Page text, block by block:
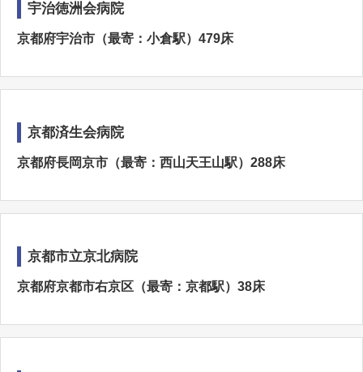
宇治徳洲会病院
京都府宇治市（最寄：小倉駅）479床
京都済生会病院
京都府長岡京市（最寄：西山天王山駅）288床
京都市立京北病院
京都府京都市右京区（最寄：京都駅）38床